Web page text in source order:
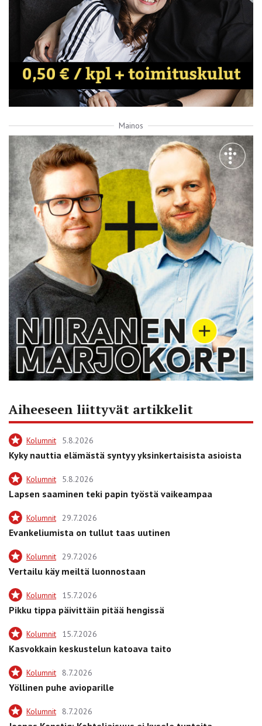
Mainos
Aiheeseen liittyvät artikkelit
Kolumnit 5.8.2026
Kyky nauttia elämästä syntyy yksinkertaisista asioista
Kolumnit 5.8.2026
Lapsen saaminen teki papin työstä vaikeampaa
Kolumnit 29.7.2026
Evankeliumista on tullut taas uutinen
Kolumnit 29.7.2026
Vertailu käy meiltä luonnostaan
Kolumnit 15.7.2026
Pikku tippa päivittäin pitää hengissä
Kolumnit 15.7.2026
Kasvokkain keskustelun katoava taito
Kolumnit 8.7.2026
Yöllinen puhe avioparille
Kolumnit 8.7.2026